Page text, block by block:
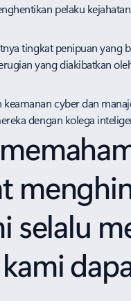
pelaku
tingkat penipuan
yang diakibatkan
keamanan cyber dan
dengan kolega
selalu